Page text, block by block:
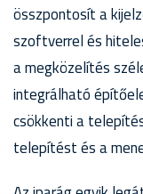
összpontosít a
szoftverrel és
a megközelítés
integrálható
csökkenti a
telepítést és a